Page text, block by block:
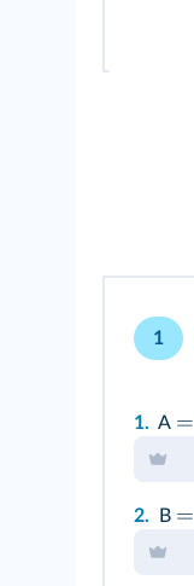
1
1. A =
2. B =